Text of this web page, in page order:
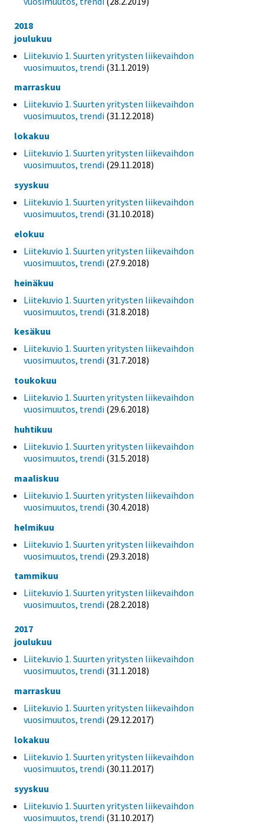
2018
joulukuu
Liitekuvio 1. Suurten yritysten liikevaihdon
vuosimuutos, trendi (31.1.2019)
marraskuu
Liitekuvio 1. Suurten yritysten liikevaihdon
vuosimuutos, trendi (31.12.2018)
lokakuu
Liitekuvio 1. Suurten yritysten liikevaihdon
vuosimuutos, trendi (29.11.2018)
syyskuu
Liitekuvio 1. Suurten yritysten liikevaihdon
vuosimuutos, trendi (31.10.2018)
elokuu
Liitekuvio 1. Suurten yritysten liikevaihdon
vuosimuutos, trendi (27.9.2018)
heinäkuu
Liitekuvio 1. Suurten yritysten liikevaihdon
vuosimuutos, trendi (31.8.2018)
kesäkuu
Liitekuvio 1. Suurten yritysten liikevaihdon
vuosimuutos, trendi (31.7.2018)
toukokuu
Liitekuvio 1. Suurten yritysten liikevaihdon
vuosimuutos, trendi (29.6.2018)
huhtikuu
Liitekuvio 1. Suurten yritysten liikevaihdon
vuosimuutos, trendi (31.5.2018)
maaliskuu
Liitekuvio 1. Suurten yritysten liikevaihdon
vuosimuutos, trendi (30.4.2018)
helmikuu
Liitekuvio 1. Suurten yritysten liikevaihdon
vuosimuutos, trendi (29.3.2018)
tammikuu
Liitekuvio 1. Suurten yritysten liikevaihdon
vuosimuutos, trendi (28.2.2018)
2017
joulukuu
Liitekuvio 1. Suurten yritysten liikevaihdon
vuosimuutos, trendi (31.1.2018)
marraskuu
Liitekuvio 1. Suurten yritysten liikevaihdon
vuosimuutos, trendi (29.12.2017)
lokakuu
Liitekuvio 1. Suurten yritysten liikevaihdon
vuosimuutos, trendi (30.11.2017)
syyskuu
Liitekuvio 1. Suurten yritysten liikevaihdon
vuosimuutos, trendi (31.10.2017)